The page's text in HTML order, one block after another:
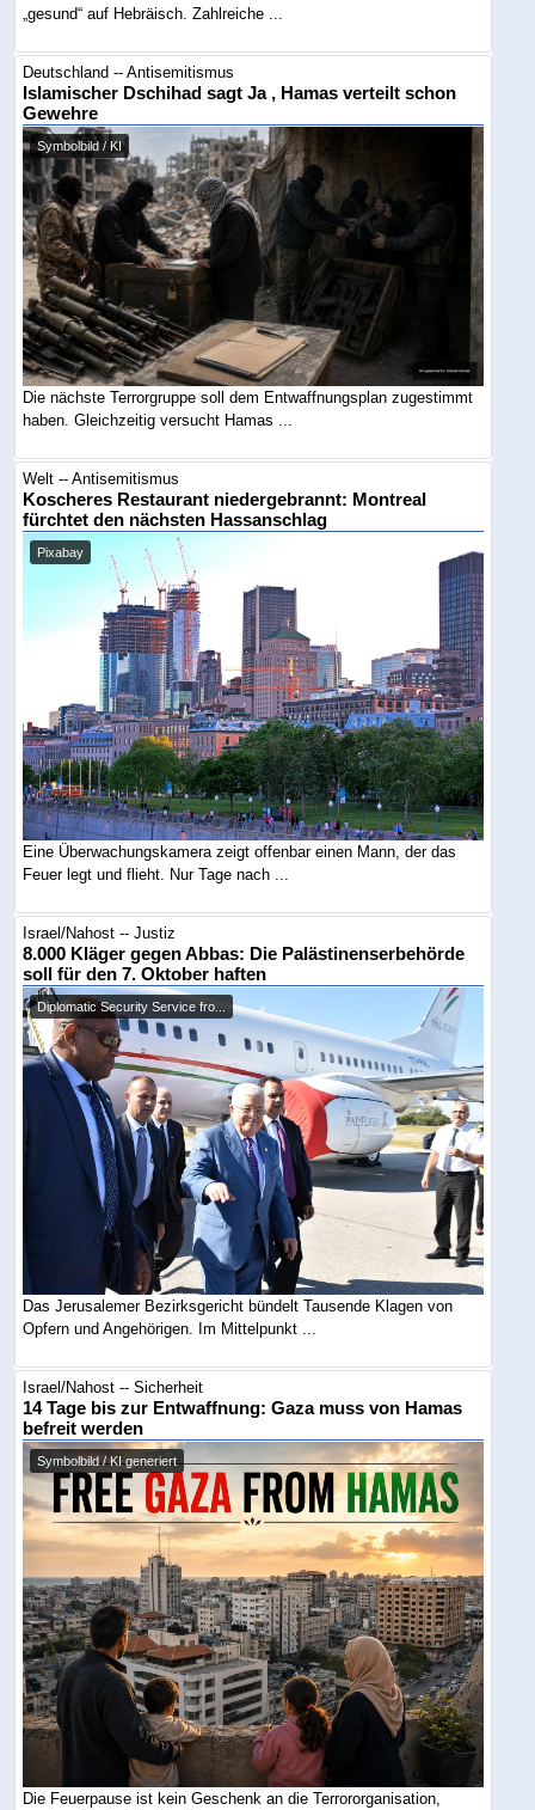
„gesund“ auf Hebräisch. Zahlreiche ...
Deutschland -- Antisemitismus
Islamischer Dschihad sagt Ja , Hamas verteilt schon
Gewehre
Symbolbild / KI
Die nächste Terrorgruppe soll dem Entwaffnungsplan zugestimmt
haben. Gleichzeitig versucht Hamas ...
Welt -- Antisemitismus
Koscheres Restaurant niedergebrannt: Montreal
fürchtet den nächsten Hassanschlag
Pixabay
Eine Überwachungskamera zeigt offenbar einen Mann, der das
Feuer legt und flieht. Nur Tage nach ...
Israel/Nahost -- Justiz
8.000 Kläger gegen Abbas: Die Palästinenserbehörde
soll für den 7. Oktober haften
Diplomatic Security Service fro...
Das Jerusalemer Bezirksgericht bündelt Tausende Klagen von
Opfern und Angehörigen. Im Mittelpunkt ...
Israel/Nahost -- Sicherheit
14 Tage bis zur Entwaffnung: Gaza muss von Hamas
befreit werden
Symbolbild / KI generiert
Die Feuerpause ist kein Geschenk an die Terrororganisation,